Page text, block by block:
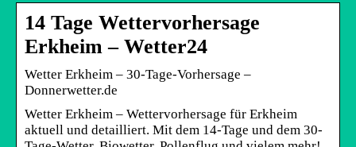
14 Tage Wettervorhersage
Erkheim – Wetter24
Wetter Erkheim – 30-Tage-Vorhersage –
Donnerwetter.de
Wetter Erkheim – Wettervorhersage für Erkheim
aktuell und detailliert. Mit dem 14-Tage und dem 30-